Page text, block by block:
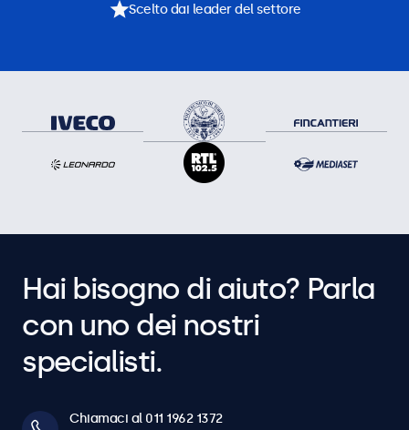
Scelto dai leader del settore
Hai bisogno di aiuto? Parla
con uno dei nostri
specialisti.
Chiamaci al 011 1962 1372